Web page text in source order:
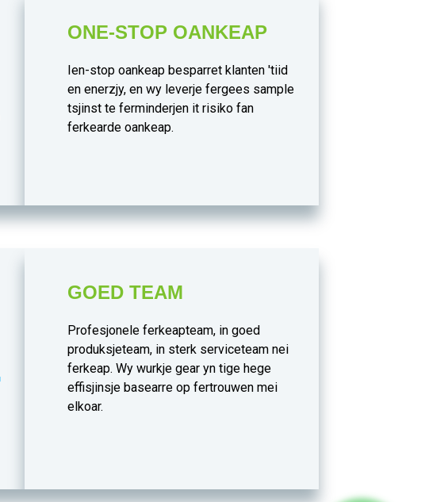
ONE-STOP OANKEAP
Ien-stop oankeap besparret klanten 'tiid
en enerzjy, en wy leverje fergees sample
tsjinst te ferminderjen it risiko fan
ferkearde oankeap.
GOED TEAM
Profesjonele ferkeapteam, in goed
produksjeteam, in sterk serviceteam nei
ferkeap. Wy wurkje gear yn tige hege
effisjinsje basearre op fertrouwen mei
elkoar.